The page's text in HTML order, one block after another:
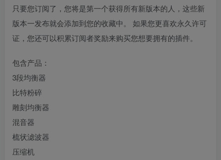
只要您订阅了，您将是第一个获得所有新版本的人，这些新
版本一发布就会添加到您的收藏中。 如果您更喜欢永久许可
证，您还可以积累订阅者奖励来购买您想要拥有的插件。
包含产品：
3段均衡器
比特粉碎
雕刻均衡器
混音器
梳状滤波器
压缩机